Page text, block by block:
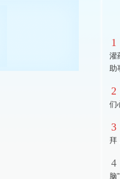
1
灌
助
2
们
3
拜
4
脑